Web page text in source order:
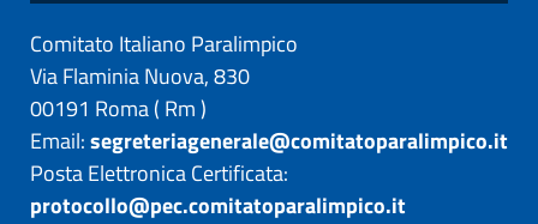
Comitato Italiano Paralimpico
Via Flaminia Nuova, 830
00191 Roma( Rm)
Email:segreteriagenerale@comitatoparalimpico.it
Posta Elettronica Certificata:
protocollo@pec.comitatoparalimpico.it